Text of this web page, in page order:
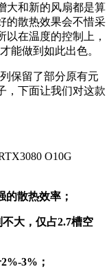
大和新的风扇都是算
的散热效果会不惜采
以在温度的控制上，
能做到如此出色。
保留了部分原有元
，下面让我们对这款
O10G
散热效率；
大，仅占2.7槽空
3%；